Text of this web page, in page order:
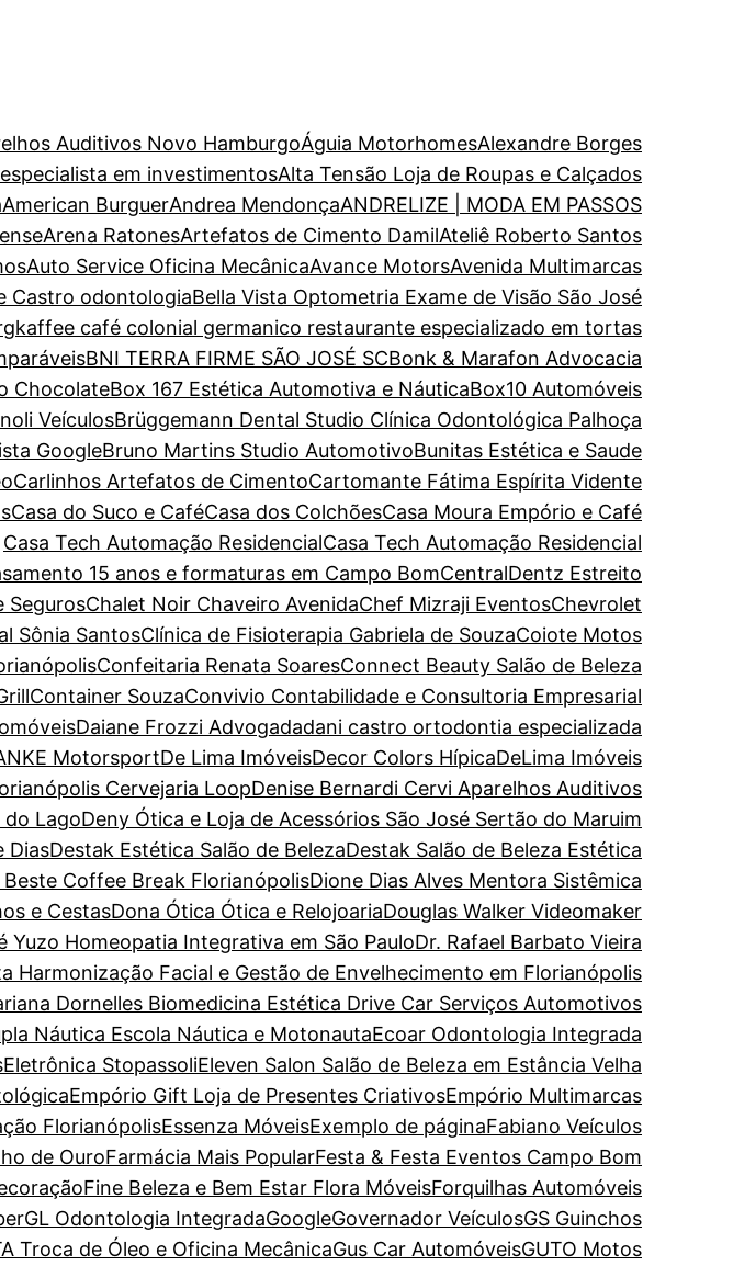
Auditivos Novo HamburgoÁguia MotorhomesAlexandre Borges
em investimentosAlta Tensão Loja de Roupas e Calçados
American BurguerAndrea MendonçaANDRELIZE | MODA EM PASSOS
Arena RatonesArtefatos de Cimento DamilAteliê Roberto Santos
Auto Service Oficina MecânicaAvance MotorsAvenida Multimarcas
Castro odontologiaBella Vista Optometria Exame de Visão São José
café colonial germanico restaurante especializado em tortas
BNI TERRA FIRME SÃO JOSÉ SCBonk & Marafon Advocacia
ChocolateBox 167 Estética Automotiva e NáuticaBox10 Automóveis
VeículosBrüggemann Dental Studio Clínica Odontológica Palhoça
GoogleBruno Martins Studio AutomotivoBunitas Estética e Saude
Carlinhos Artefatos de CimentoCartomante Fátima Espírita Vidente
Casa do Suco e CaféCasa dos ColchõesCasa Moura Empório e Café
Casa Tech Automação ResidencialCasa Tech Automação Residencial
15 anos e formaturas em Campo BomCentralDentz Estreito
SegurosChalet Noir Chaveiro AvenidaChef Mizraji EventosChevrolet
Sônia SantosClínica de Fisioterapia Gabriela de SouzaCoiote Motos
Confeitaria Renata SoaresConnect Beauty Salão de Beleza
Container SouzaConvivio Contabilidade e Consultoria Empresarial
Daiane Frozzi Advogadadani castro ortodontia especializada
MotorsportDe Lima ImóveisDecor Colors HípicaDeLima Imóveis
Cervejaria LoopDenise Bernardi Cervi Aparelhos Auditivos
do LagoDeny Ótica e Loja de Acessórios São José Sertão do Maruim
DiasDestak Estética Salão de BelezaDestak Salão de Beleza Estética
Beste Coffee Break FlorianópolisDione Dias Alves Mentora Sistêmica
e CestasDona Ótica Ótica e RelojoariaDouglas Walker Videomaker
Yuzo Homeopatia Integrativa em São PauloDr. Rafael Barbato Vieira
Harmonização Facial e Gestão de Envelhecimento em Florianópolis
Dornelles Biomedicina Estética Drive Car Serviços Automotivos
Náutica Escola Náutica e MotonautaEcoar Odontologia Integrada
Eletrônica StopassoliEleven Salon Salão de Beleza em Estância Velha
Empório Gift Loja de Presentes CriativosEmpório Multimarcas
FlorianópolisEssenza MóveisExemplo de páginaFabiano Veículos
de OuroFarmácia Mais PopularFesta & Festa Eventos Campo Bom
Fine Beleza e Bem Estar Flora MóveisForquilhas Automóveis
GL Odontologia IntegradaGoogleGovernador VeículosGS Guinchos
Troca de Óleo e Oficina MecânicaGus Car AutomóveisGUTO Motos